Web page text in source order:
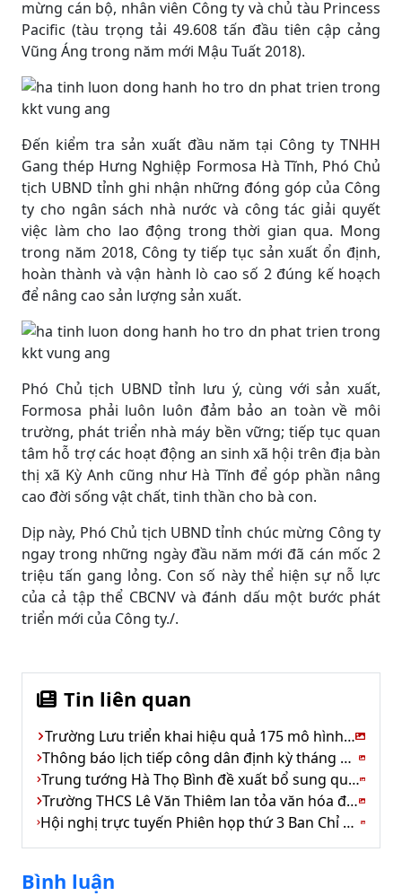
mừng cán bộ, nhân viên Công ty và chủ tàu Princess
Pacific (tàu trọng tải 49.608 tấn đầu tiên cập cảng
Vũng Áng trong năm mới Mậu Tuất 2018).
Đến kiểm tra sản xuất đầu năm tại Công ty TNHH
Gang thép Hưng Nghiệp Formosa Hà Tĩnh, Phó Chủ
tịch UBND tỉnh ghi nhận những đóng góp của Công
ty cho ngân sách nhà nước và công tác giải quyết
việc làm cho lao động trong thời gian qua. Mong
trong năm 2018, Công ty tiếp tục sản xuất ổn định,
hoàn thành và vận hành lò cao số 2 đúng kế hoạch
để nâng cao sản lượng sản xuất.
Phó Chủ tịch UBND tỉnh lưu ý, cùng với sản xuất,
Formosa phải luôn luôn đảm bảo an toàn về môi
trường, phát triển nhà máy bền vững; tiếp tục quan
tâm hỗ trợ các hoạt động an sinh xã hội trên địa bàn
thị xã Kỳ Anh cũng như Hà Tĩnh để góp phần nâng
cao đời sống vật chất, tinh thần cho bà con.
Dịp này, Phó Chủ tịch UBND tỉnh chúc mừng Công ty
ngay trong những ngày đầu năm mới đã cán mốc 2
triệu tấn gang lỏng. Con số này thể hiện sự nỗ lực
của cả tập thể CBCNV và đánh dấu một bước phát
triển mới của Công ty./.
Tin liên quan
Trường Lưu triển khai hiệu quả 175 mô hình kinh tế
Thông báo lịch tiếp công dân định kỳ tháng 11 của Chủ tịch UBND tỉnh Hà Tĩnh
Trung tướng Hà Thọ Bình đề xuất bổ sung quy định tổ chức buồng tạm giữ tại tất cả đồn biên phòng
Trường THCS Lê Văn Thiêm lan tỏa văn hóa đọc – kết nối tri thức thời đại số
Hội nghị trực tuyến Phiên họp thứ 3 Ban Chỉ đạo Trung ương về chính sách nhà ở và phát triển thị trường bất động sản
Bình luận